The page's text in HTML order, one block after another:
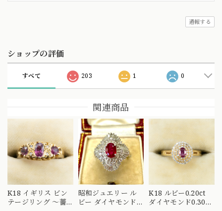
通報する
ショップの評価
すべて 203 1 0
関連商品
K18 イギリス ビン
テージリング 〜薔
昭和ジュエリー ル
ビー ダイヤモンド
K18 ルビー0.20ct
ダイヤモンド0.30ct